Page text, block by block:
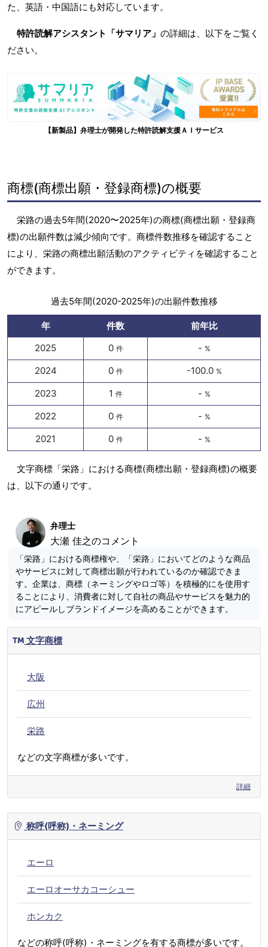
た、英語・中国語にも対応しています。
特許読解アシスタント「サマリア」 の詳細は、以下をご覧く
ださい。
【新製品】弁理士が開発した特許読解支援ＡＩサービス
商標(商標出願・登録商標)の概要
栄路の過去5年間(2020〜2025年)の商標(商標出願・登録商
標)の出願件数は減少傾向です。商標件数推移を確認すること
により、栄路の商標出願活動のアクティビティを確認すること
ができます。
過去5年間(2020-2025年)の出願件数推移
年 件数
前年比
2025
0 件 - %
2024 0 件 -100.0 %
2023 1 件 - %
2022 0 件 - %
2021 0 件 - %
文字商標「栄路」における商標(商標出願・登録商標)の概要
は、以下の通りです。
弁理士
大瀬 佳之のコメント
「栄路」における商標権や、「栄路」においてどのような商品
やサービスに対して商標出願が行われているのか確認できま
す。企業は、商標（ネーミングやロゴ等）を積極的にを使用す
ることにより、消費者に対して自社の商品やサービスを魅力的
にアピールしブランドイメージを高めることができます。
文字商標
大阪
広州
栄路
などの文字商標が多いです。
詳細
称呼(呼称)・ネーミング
エーロ
エーロオーサカコーシュー
ホンカク
などの称呼(呼称)・ネーミングを有する商標が多いです。